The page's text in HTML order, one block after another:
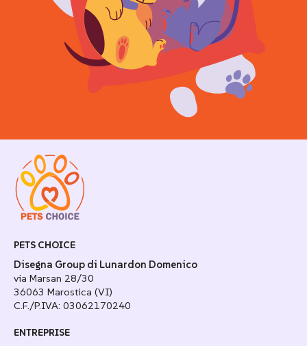
PETS CHOICE
Disegna Group di Lunardon Domenico
via Marsan 28/30
36063 Marostica (VI)
C.F./P.IVA: 03062170240
ENTREPRISE